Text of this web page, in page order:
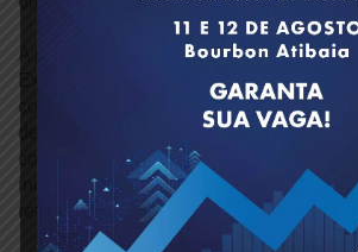
A palestra foi ministrada pela mentora
Executiva de Diversidade e Inclusão,
compartilhou ideias e propôs reflexões
de uma cultura organizacional inclusiva,
como a comunicação eficaz,
inconscientes, e a criação de processos
refletem intencionalidade e equidade.